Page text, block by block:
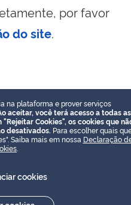
por favor
do site.
na plataforma e prover serviços
aceitar, você terá acesso a todas as
Cookies", os cookies que
desativados. Para escolher quais
Saiba mais em nossa Declaração
cookies